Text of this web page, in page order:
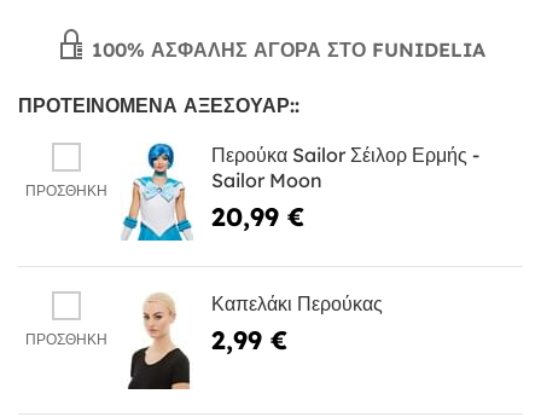
100% ΑΣΦΑΛΉΣ ΑΓΟΡΆ ΣΤΟ FUNIDELIA
ΠΡΟΤΕΙΝΌΜΕΝΑ ΑΞΕΣΟΥΆΡ::
ΠΡΟΣΘΉΚΗ
Περούκα Sailor Σέιλορ Ερμής -
Sailor Moon
20,99 €
ΠΡΟΣΘΉΚΗ
Καπελάκι Περούκας
2,99 €